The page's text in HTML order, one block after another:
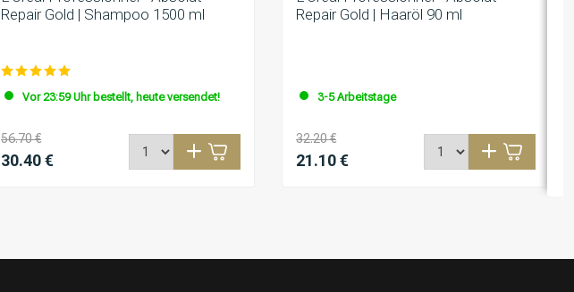
Repair Gold | Shampoo 1500 ml
Vor 23:59 Uhr bestellt, heute versendet!
56.70 €
30.40 €
Repair Gold | Haaröl 90 ml
3-5 Arbeitstage
32.20 €
21.10 €